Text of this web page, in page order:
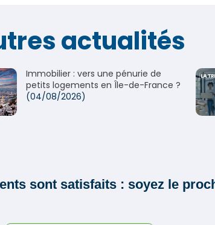
actualités
Immobilier : vers une pénurie de
petits logements en Île-de-France ?
(04/08/2026)